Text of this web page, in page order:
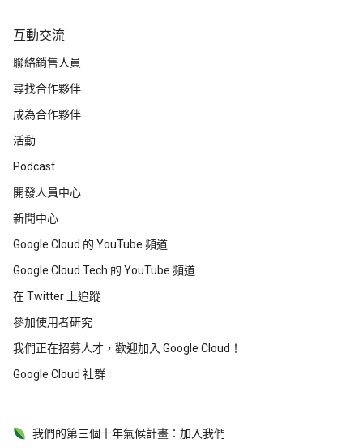
互動交流
聯絡銷售人員
尋找合作夥伴
成為合作夥伴
活動
Podcast
開發人員中心
新聞中心
Google Cloud 的 YouTube 頻道
Google Cloud Tech 的 YouTube 頻道
在 Twitter 上追蹤
參加使用者研究
我們正在招募人才，歡迎加入 Google Cloud！
Google Cloud 社群
我們的第三個十年氣候計畫：加入我們